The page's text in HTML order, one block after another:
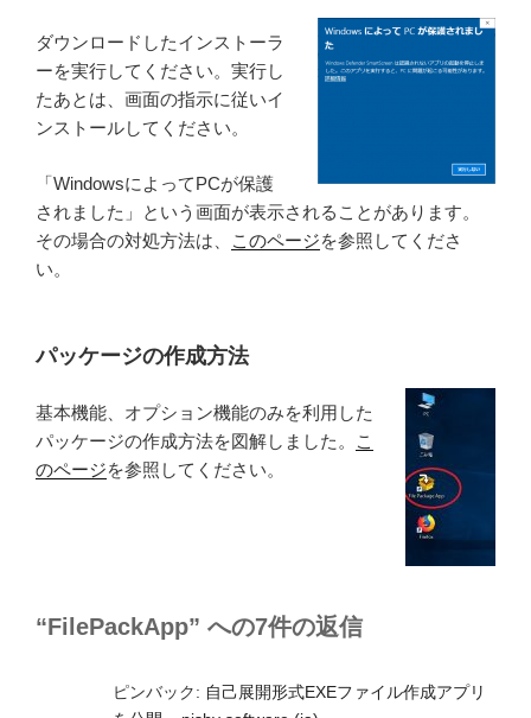
ダウンロードしたインストーラ
ーを実行してください。実行し
たあとは、画面の指示に従いイ
ンストールしてください。
「WindowsによってPCが保護
されました」という画面が表示されることがあります。
その場合の対処方法は、
このページを参照してくださ
い。
パッケージの作成方法
基本機能、オプション機能のみを利用した
パッケージの作成方法を図解しました。
こ
のページを参照してください。
“FilePackApp” への7件の返信
ピンバック: 自己展開形式EXEファイル作成アプリ